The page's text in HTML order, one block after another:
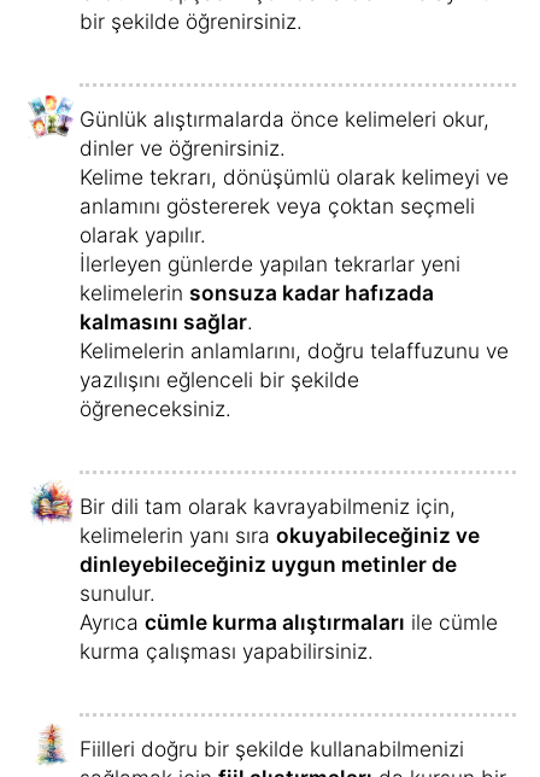
bir şekilde öğrenirsiniz.
Günlük alıştırmalarda önce kelimeleri okur,
dinler ve öğrenirsiniz.
Kelime tekrarı, dönüşümlü olarak kelimeyi ve
anlamını göstererek veya çoktan seçmeli
olarak yapılır.
İlerleyen günlerde yapılan tekrarlar yeni
kelimelerin sonsuza kadar hafızada
kalmasını sağlar.
Kelimelerin anlamlarını, doğru telaffuzunu ve
yazılışını eğlenceli bir şekilde
öğreneceksiniz.
Bir dili tam olarak kavrayabilmeniz için,
kelimelerin yanı sıra okuyabileceğiniz ve
dinleyebileceğiniz uygun metinler de
sunulur.
Ayrıca cümle kurma alıştırmaları ile cümle
kurma çalışması yapabilirsiniz.
Fiilleri doğru bir şekilde kullanabilmenizi